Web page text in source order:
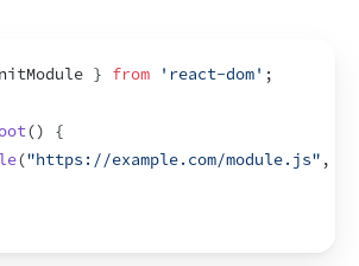
} from 'react-dom' ;
()
{
("https://example.com/module.js" ,